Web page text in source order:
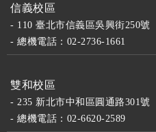
信義校區
- 110 臺北市信義區吳興街250號
- 總機電話：02-2736-1661
雙和校區
- 235 新北市中和區圓通路301號
- 總機電話：02-6620-2589